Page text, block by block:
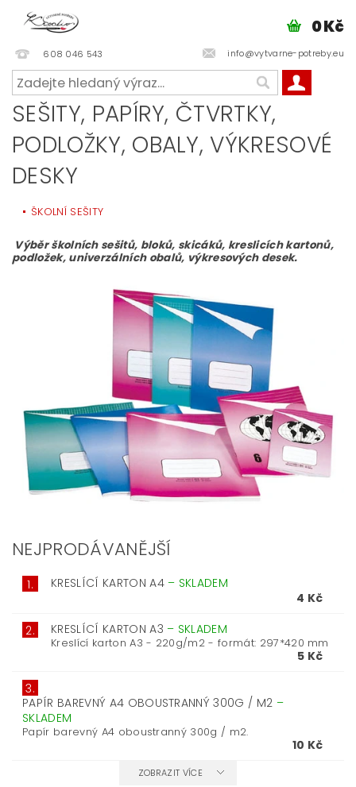
608 046 543 info@vytvarne-potreby.eu
0 Kč
SEŠITY, PAPÍRY, ČTVRTKY,
PODLOŽKY, OBALY, VÝKRESOVÉ
DESKY
ŠKOLNÍ SEŠITY
Výběr školních sešitů, bloků, skicáků, kreslicích kartonů,
podložek, univerzálních obalů, výkresových desek.
NEJPRODÁVANĚJŠÍ
1. KRESLÍCÍ KARTON A4 – SKLADEM
4 Kč
2. KRESLÍCÍ KARTON A3 – SKLADEM
Kreslící karton A3 - 220g/m2 - formát: 297*420 mm
5 Kč
3.
PAPÍR BAREVNÝ A4 OBOUSTRANNÝ 300G / M2 –
SKLADEM
Papír barevný A4 oboustranný 300g / m2.
10 Kč
ZOBRAZIT VÍCE